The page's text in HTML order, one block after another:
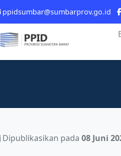
ppidsumbar@sumbarprov.go.id
Dipublikasikan pada 08 Juni